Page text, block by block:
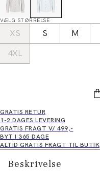
VÆLG STØRRELSE
XS S M
4XL
GRATIS RETUR
1-2 DAGES LEVERING
GRATIS FRAGT V/ 499,-
BYT I 365 DAGE
ALTID GRATIS FRAGT TIL BUTIK
Beskrivelse